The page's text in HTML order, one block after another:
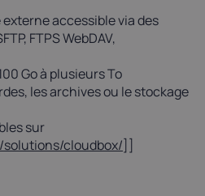
accessible via des
FTPS WebDAV,
Go à plusieurs To
les archives ou le stockage
sur
cloudbox/]]